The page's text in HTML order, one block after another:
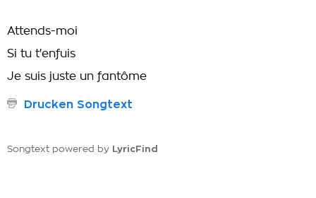
Attends-moi
Si tu t'enfuis
Je suis juste un fantôme
Drucken Songtext
Songtext powered by LyricFind